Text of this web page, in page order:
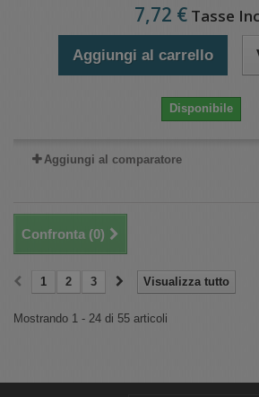
7,72 € Tasse
Aggiungi al carrello
Disponibile
Aggiungi al comparatore
Confronta (0)
Visualizza tutto
1 2 3
Mostrando 1 - 24 di 55 articoli